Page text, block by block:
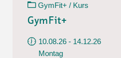
GymFit+ / Kurs
GymFit+
10.08.26 - 14.12.26
Montag